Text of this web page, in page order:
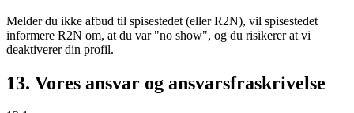
Melder du ikke afbud til spisestedet (eller R2N), vil spisestedet
informere R2N om, at du var "no show", og du risikerer at vi
deaktiverer din profil.
13. Vores ansvar og ansvarsfraskrivelse